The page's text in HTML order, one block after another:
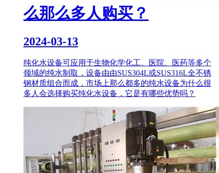
么那么多人购买？
2024-03-13
纯化水设备可应用于生物化学化工、医院、医药等多个
领域的纯水制取，设备由由SUS304L或SUS316L全不锈
钢材质组合而成，市场上那么都多的纯水设备为什么很
多人会选择购买纯化水设备，它是有哪些优势吗？